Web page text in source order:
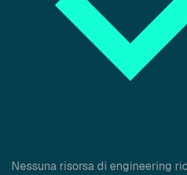
Nessuna risorsa di engineering